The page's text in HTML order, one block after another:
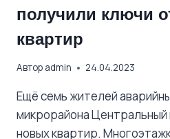
получили ключи
квартир
Автор admin 24.04.2023
Ещё семь жителей
микрорайона Центральный
новых квартир.